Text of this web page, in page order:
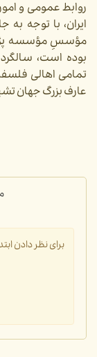
روابط عمومی و
ایران، با توجه به
مؤسسِ مؤسسه
بوده است،
تمامی اهالی
عارف بزرگ جهان
برای نظر دادن